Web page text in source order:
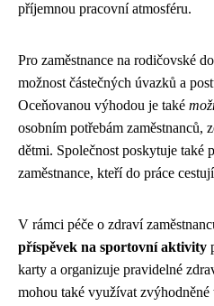
příjemnou pracovní atmosféru.
Pro zaměstnance na rodičovské
možnost částečných úvazků a
Oceňovanou výhodou je také
osobním potřebám zaměstnanců,
dětmi. Společnost poskytuje také
zaměstnance, kteří do práce
V rámci péče o zdraví
příspěvek na sportovní aktivity
karty a organizuje pravidelné
mohou také využívat